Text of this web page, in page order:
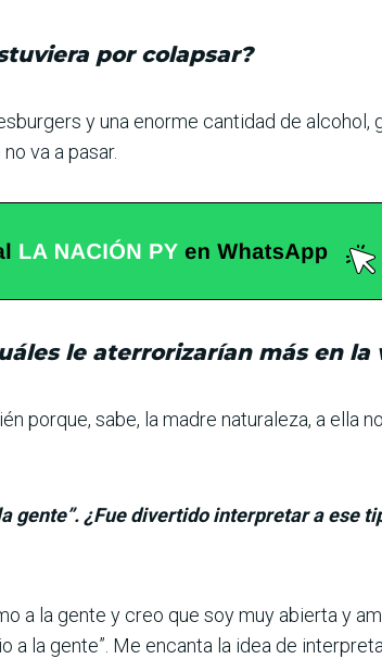
por colapsar?
y una enorme cantidad de
va a pasar.
le aterrorizarían más en la
por­que, sabe, la madre naturaleza, a ella
gente”. ¿Fue divertido interpretar a ese
a la gente y creo que soy muy abierta y
a la gente”. Me encanta la idea de